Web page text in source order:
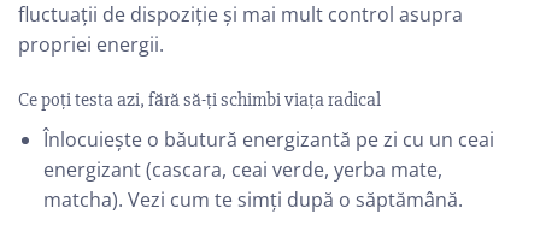
fluctuații de dispoziție și mai mult control asupra
propriei energii.
Ce poți testa azi, fără să-ți schimbi viața radical
Înlocuiește o băutură energizantă pe zi cu un ceai
energizant (cascara, ceai verde, yerba mate,
matcha). Vezi cum te simți după o săptămână.